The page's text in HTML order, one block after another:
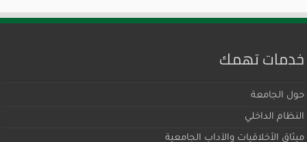
خدمات تهمك
حول الجامعة
النظام الداخلي
ميثاق اﻷخلاقيات والآداب الجامعية